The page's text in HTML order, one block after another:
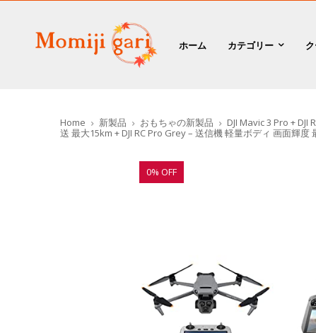
ホーム カテゴリー
Home 新製品 おもちゃの新製品
DJI Mavic 3 Pro +
送 最大15km + DJI RC Pro Grey – 送信機 軽量ボディ 画面輝度
0% OFF